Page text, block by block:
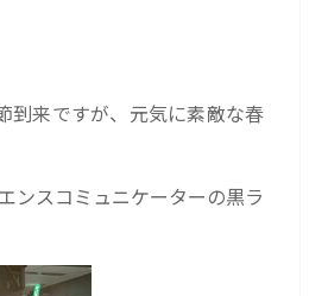
来ですが、元気に素敵な春
ンスコミュニケーターの黒ラ